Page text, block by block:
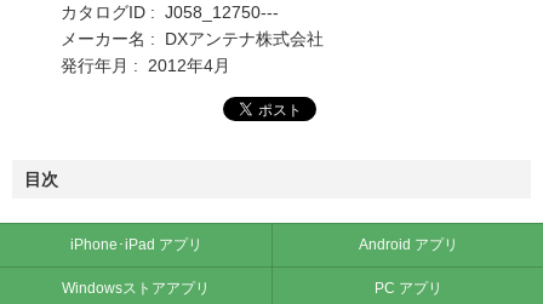
カタログID : J058_12750---
メーカー名 : DXアンテナ株式会社
発行年月 : 2012年4月
目次
iPhone･iPad アプリ Android アプリ
Windowsストアアプリ PC アプリ